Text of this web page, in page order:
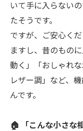
いて手に入らない
たそうです。
ですが、ご安心く
ますし、昔のもの
動く」「おしゃれ
レザー調」など、
んです。
🏠 「こんな小さな